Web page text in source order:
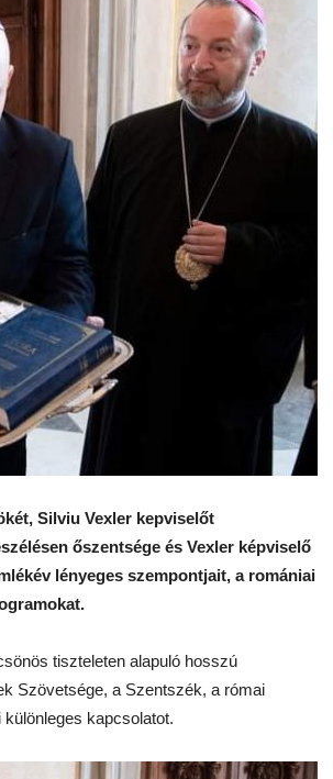
Silviu Vexler kepviselőt
őszentsége és Vexler képviselő
lényeges szempontjait, a romániai
tiszteleten alapuló hosszú
Szövetsége, a Szentszék, a római
kapcsolatot.